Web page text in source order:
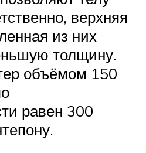
верхняя
из них
толщину.
объёмом 150
равен 300